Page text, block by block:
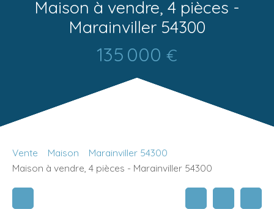
Maison à vendre, 4 pièces -
Marainviller 54300
135 000 €
Vente Maison
Marainviller 54300
Maison à vendre, 4 pièces - Marainviller 54300